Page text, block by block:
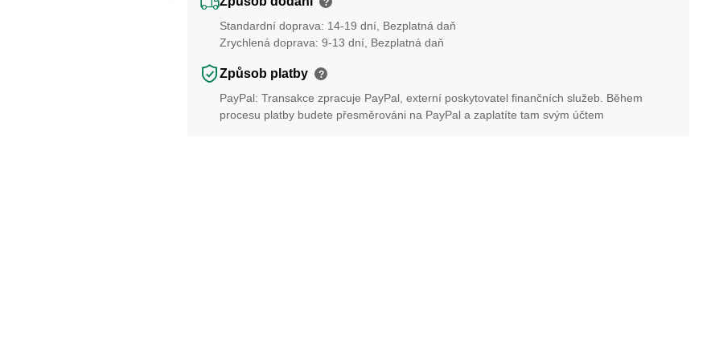
?
Standardní doprava: 14-19 dní, Bezplatná daň
Zrychlená doprava: 9-13 dní, Bezplatná daň
Způsob platby ?
PayPal: Transakce zpracuje PayPal, externí poskytovatel finančních služeb. Během
procesu platby budete přesměrováni na PayPal a zaplatíte tam svým účtem